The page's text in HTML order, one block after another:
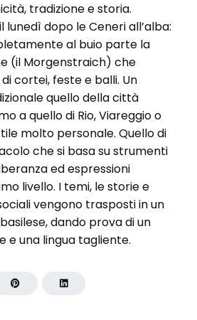
tradizione e storia.
lunedì dopo le Ceneri all’alba:
al buio parte la
(il Morgenstraich) che
cortei, feste e balli. Un
quello della città
a quello di Rio, Viareggio o
molto personale. Quello di
che si basa su strumenti
ed espressioni
livello. I temi, le storie e
vengono trasposti in un
dando prova di un
e una lingua tagliente.